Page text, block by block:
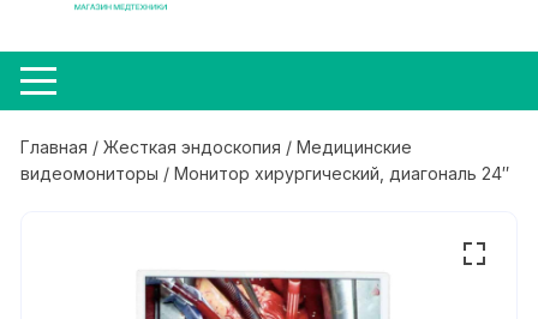
Главная /Жесткая эндоскопия /Медицинские
видеомониторы / Монитор хирургический, диагональ 24″